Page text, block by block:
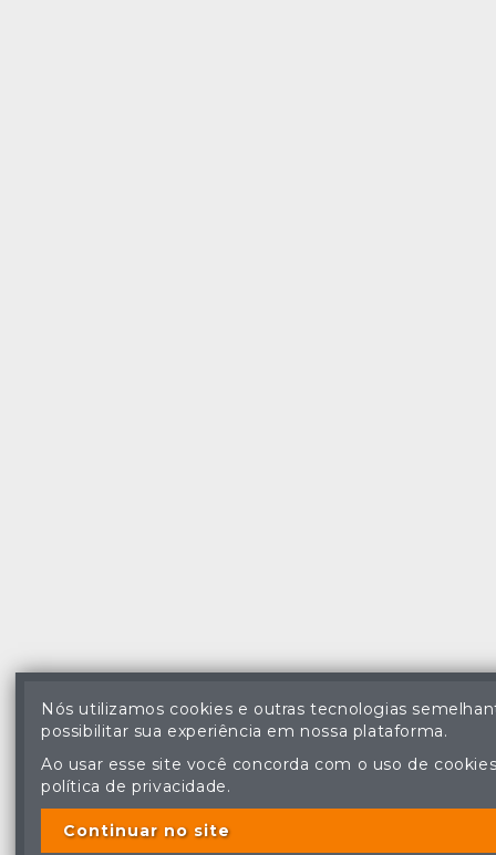
Nós utilizamos cookies e outras tecnologias
possibilitar sua experiência em nossa plataforma.
Ao usar esse site você concorda com o uso de
política de privacidade.
Continuar no site